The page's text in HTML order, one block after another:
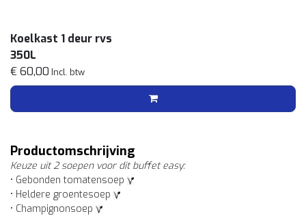
Koelkast 1 deur rvs
350L
€ 60,00 Incl. btw
Productomschrijving
Keuze uit 2 soepen voor dit buffet easy:
• Gebonden tomatensoep
• Heldere groentesoep
• Champignonsoep